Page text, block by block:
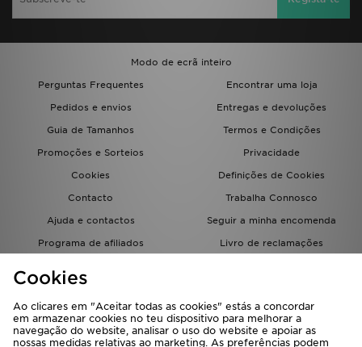
Modo de ecrã inteiro
Perguntas Frequentes
Encontrar uma loja
Pedidos e envios
Entregas e devoluções
Guia de Tamanhos
Termos e Condições
Promoções e Sorteios
Privacidade
Cookies
Definições de Cookies
Contacto
Trabalha Connosco
Ajuda e contactos
Seguir a minha encomenda
Programa de afiliados
Livro de reclamações
Cookies
Ao clicares em "Aceitar todas as cookies" estás a concordar
em armazenar cookies no teu dispositivo para melhorar a
navegação do website, analisar o uso do website e apoiar as
nossas medidas relativas ao marketing. As preferências podem